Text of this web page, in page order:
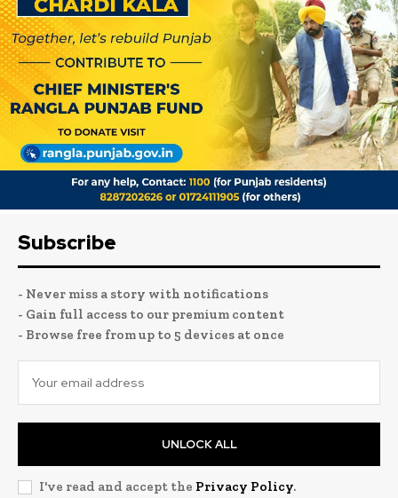
Subscribe
- Never miss a story with notifications
- Gain full access to our premium content
- Browse free from up to 5 devices at once
UNLOCK ALL
I've read and accept the Privacy Policy.